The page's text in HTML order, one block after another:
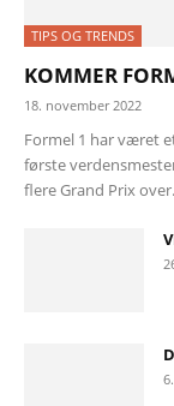
TIPS OG TRENDS
KOMMER
18. november 2022
Formel 1 har været
første
flere Grand Prix